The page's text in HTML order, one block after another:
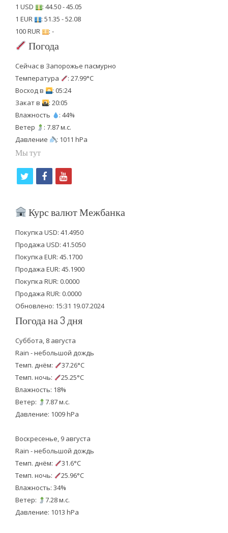
1 USD
: 44.50 - 45.05
1 EUR
: 51.35 - 52.08
100 RUR
: -
Погода
Сейчас в Запорожье пасмурно
Температура
: 27.99°C
Восход в
: 05:24
Закат в
: 20:05
Влажность
: 44%
Ветер
: 7.87 м.с.
Давление
: 1011 hPa
Мы тут
i
t
e
r
f
c
b
o
o
k
y
u
u
b
e
Курс валют Межбанка
Покупка USD: 41.4950
Продажа USD: 41.5050
Покупка EUR: 45.1700
Продажа EUR: 45.1900
Покупка RUR: 0.0000
Продажа RUR: 0.0000
Обновлено: 15:31 19.07.2024
Погода на 3 дня
Суббота, 8 августа
Rain - небольшой дождь
Темп. днём:
37.26°C
Темп. ночь:
25.25°C
Влажность: 18%
Ветер:
7.87 м.с.
Давление: 1009 hPa
Воскресенье, 9 августа
Rain - небольшой дождь
Темп. днём:
31.6°C
Темп. ночь:
25.96°C
Влажность: 34%
Ветер:
7.28 м.с.
Давление: 1013 hPa